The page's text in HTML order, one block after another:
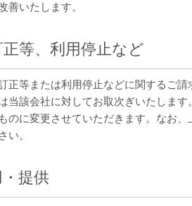
善いたします。
等、利用停止など
等または利用停止などに関するご
該会社に対してお取次ぎいたしま
に変更させていただきます。なお
い。
提供